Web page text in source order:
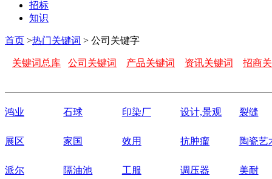
招标
知识
首页 >热门关键词 > 公司关键字
关键词总库 公司关键词 产品关键词 资讯关键词 招商
鸿业 石球 印染厂 设计,景观 裂缝
展区 家国 效用 抗肿瘤 陶瓷艺
派尔 隔油池 工服 调压器 美耐